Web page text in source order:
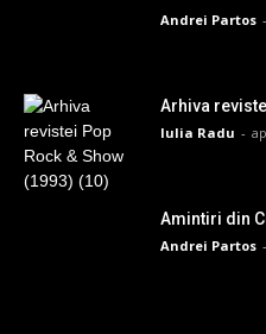
Andrei Partos -
Arhiva
Iulia Radu -
Amintiri din
Andrei Partos -